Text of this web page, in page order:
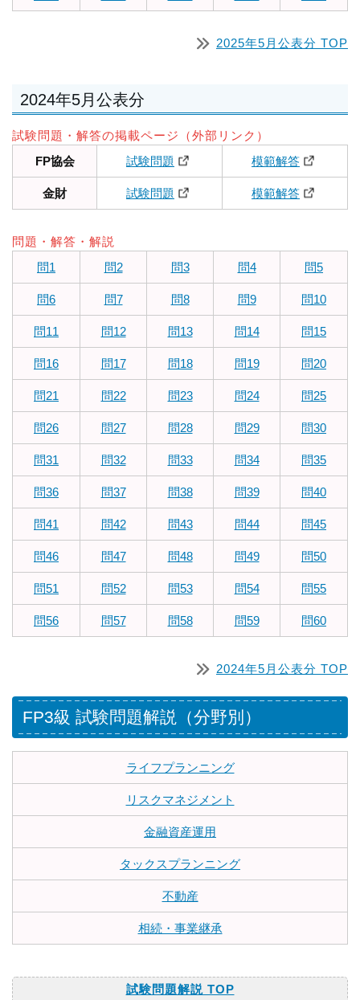
2025年5月公表分 TOP
2024年5月公表分
試験問題・解答の掲載ページ（外部リンク）
FP協会
試験問題 模範解答
金財 試験問題 模範解答
問題・解答・解説
問1
問2 問3 問4 問5
問6 問7 問8 問9 問10
問11 問12 問13 問14 問15
問16 問17 問18 問19 問20
問21 問22 問23 問24 問25
問26 問27 問28 問29 問30
問31 問32 問33 問34 問35
問36 問37 問38 問39 問40
問41 問42 問43 問44 問45
問46 問47 問48 問49 問50
問51 問52 問53 問54 問55
問56 問57 問58 問59 問60
2024年5月公表分 TOP
FP3級 試験問題解説（分野別）
ライフプランニング
リスクマネジメント
金融資産運用
タックスプランニング
不動産
相続・事業継承
試験問題解説 TOP